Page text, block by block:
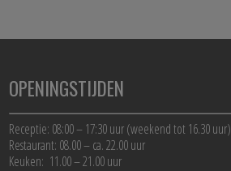
OPENINGSTIJDEN
Receptie: 08:00 – 17:30 uur (weekend tot 16.30 uur)
Restaurant: 08.00 – ca. 22.00 uur
Keuken: 11.00 – 21.00 uur